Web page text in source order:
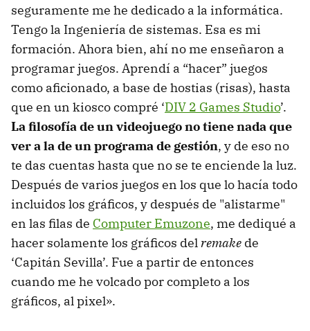
seguramente me he dedicado a la informática.
Tengo la Ingeniería de sistemas. Esa es mi
formación. Ahora bien, ahí no me enseñaron a
programar juegos. Aprendí a “hacer” juegos
como aficionado, a base de hostias (risas), hasta
que en un kiosco compré ‘DIV 2 Games Studio’.
La filosofía de un videojuego no tiene nada que
ver a la de un programa de gestión, y de eso no
te das cuentas hasta que no se te enciende la luz.
Después de varios juegos en los que lo hacía todo
incluidos los gráficos, y después de "alistarme"
en las filas de Computer Emuzone, me dediqué a
hacer solamente los gráficos delremake de
‘Capitán Sevilla’. Fue a partir de entonces
cuando me he volcado por completo a los
gráficos, al pixel».